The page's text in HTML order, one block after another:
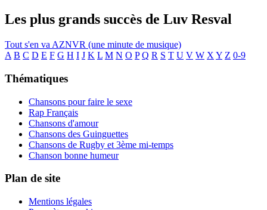
Les plus grands succès de Luv Resval
Tout s'en va AZNVR (une minute de musique)
A B C D E F G H I J K L M N O P Q R S T U V W X Y Z 0-9
Thématiques
Chansons pour faire le sexe
Rap Français
Chansons d'amour
Chansons des Guinguettes
Chansons de Rugby et 3ème mi-temps
Chanson bonne humeur
Plan de site
Mentions légales